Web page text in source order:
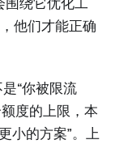
他们才能正确
是“你被限流
度的上限，本
小的方案”。上